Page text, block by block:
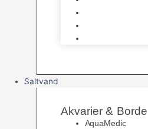
Saltvand
Akvarier & Borde
AquaMedic